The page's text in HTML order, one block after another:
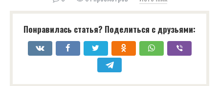
Понравилась статья? Поделиться с друзьями: